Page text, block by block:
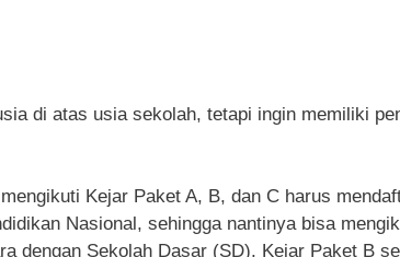
di atas usia sekolah, tetapi ingin memiliki
Kejar Paket A, B, dan C harus
Nasional, sehingga nantinya bisa
dengan Sekolah Dasar (SD), Kejar Paket B